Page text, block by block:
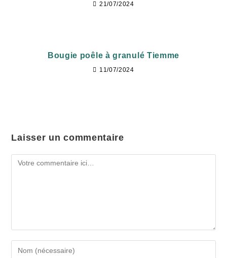
21/07/2024
Bougie poêle à granulé Tiemme
11/07/2024
Laisser un commentaire